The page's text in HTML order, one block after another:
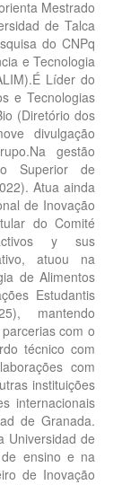
Mestrado
de Talca
do CNPq
e Tecnologia
Líder do
e Tecnologias
(Diretório dos
divulgação
gestão
Superior de
Atua ainda
de Inovação
do Comité
y sus
atuou na
de Alimentos
Estudantis
mantendo
com o
técnico com
com
instituições
internacionais
de Granada.
Universidad de
ensino e na
de Inovação